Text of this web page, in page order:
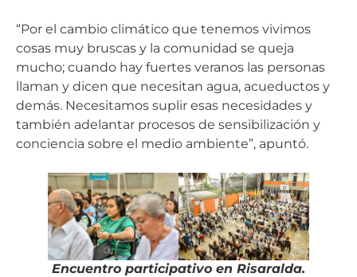
“Por el cambio climático que tenemos vivimos
cosas muy bruscas y la comunidad se queja
mucho; cuando hay fuertes veranos las personas
llaman y dicen que necesitan agua, acueductos y
demás. Necesitamos suplir esas necesidades y
también adelantar procesos de sensibilización y
conciencia sobre el medio ambiente”, apuntó.
Encuentro participativo en Risaralda.